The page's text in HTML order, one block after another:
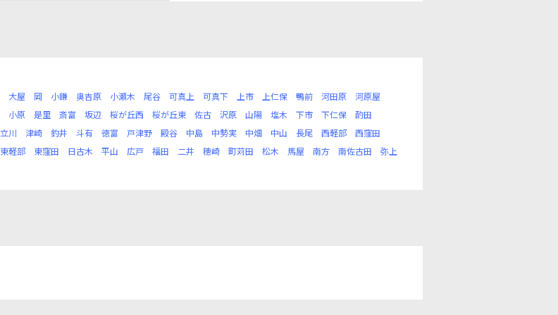
大屋 岡 小鎌 奥吉原 小瀬木 尾谷 可真上 可真下 上市 上仁保 鴨前 河田原
河原屋
小原 是里 斎富 坂辺 桜が丘西 桜が丘東 佐古 沢原 山陽 塩木 下市 下仁保
酌田
立川 津崎 釣井 斗有 徳富 戸津野 殿谷 中島 中勢実 中畑 中山 長尾 西軽部
西窪田
東軽部 東窪田 日古木 平山 広戸 福田 二井 穂崎 町苅田 松木 馬屋 南方 南佐古田
弥上